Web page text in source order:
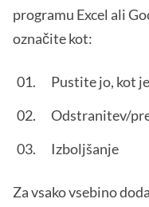
programu Excel ali
označite kot:
Pustite jo, kot je
Odstranitev/
Izboljšanje
Za vsako vsebino